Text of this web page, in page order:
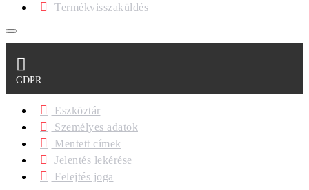
Termékvisszaküldés
GDPR
Eszköztár
Személyes adatok
Mentett címek
Jelentés lekérése
Felejtés joga